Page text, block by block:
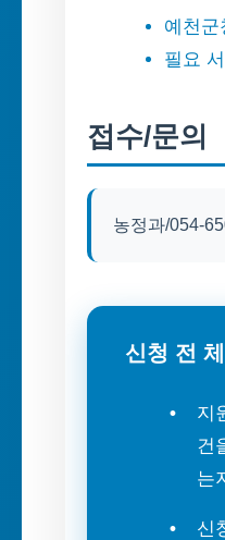
예천군
필요
접수/문의
농정과/054-
신청 전
지
건
는
신